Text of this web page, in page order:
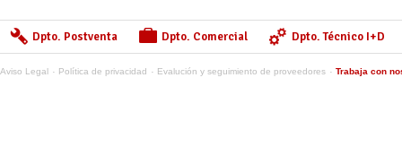
Dpto. Postventa Dpto. Comercial Dpto. Técnico I+D
Aviso Legal Política de privacidad Evalución y seguimiento de proveedores Trabaja con